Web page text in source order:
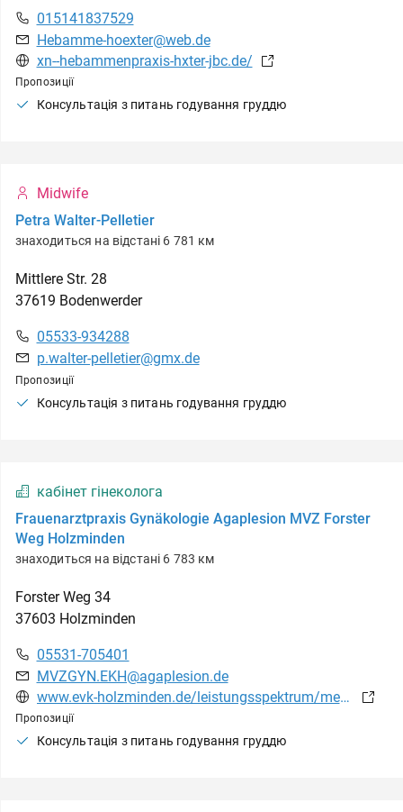
015141837529
Hebamme-hoexter@web.de
xn--hebammenpraxis-hxter-jbc.de/
Пропозиції
Консультація з питань годування груддю
Midwife
Petra Walter-Pelletier
знаходиться на відстані 6 781 км
Mittlere Str. 28
37619 Bodenwerder
05533-934288
p.walter-pelletier@gmx.de
Пропозиції
Консультація з питань годування груддю
кабінет гінеколога
Frauenarztpraxis Gynäkologie Agaplesion MVZ Forster
Weg Holzminden
знаходиться на відстані 6 783 км
Forster Weg 34
37603 Holzminden
05531-705401
MVZGYN.EKH@agaplesion.de
www.evk-holzminden.de/leistungsspektrum/medizinische-versorgungszentren/mvz-forster-weg-holzminden/praxis-fuer-gynaekologie
Пропозиції
Консультація з питань годування груддю